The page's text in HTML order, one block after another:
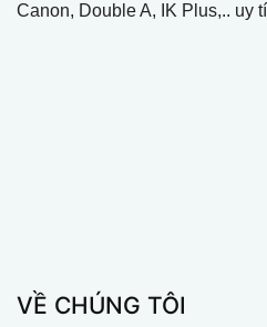
Canon, Double A, IK Plus,.. uy
VỀ CHÚNG TÔI